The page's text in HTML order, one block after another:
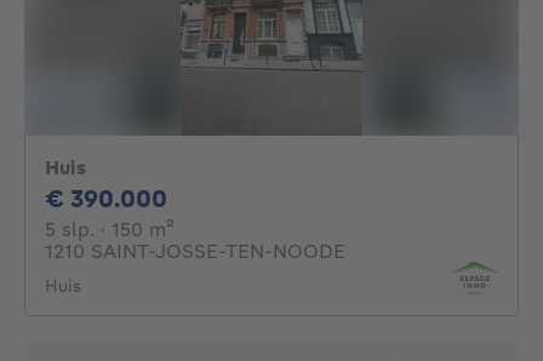
Huis
€ 390.000
5 slp. 5 slaapkamers
· 150 m²
1210 SAINT-JOSSE-TEN-NOODE
Huis